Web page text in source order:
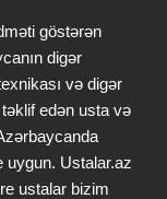
göstərən
digər
və digər
edən usta və
uygun. Ustalar.az
ustalar bizim